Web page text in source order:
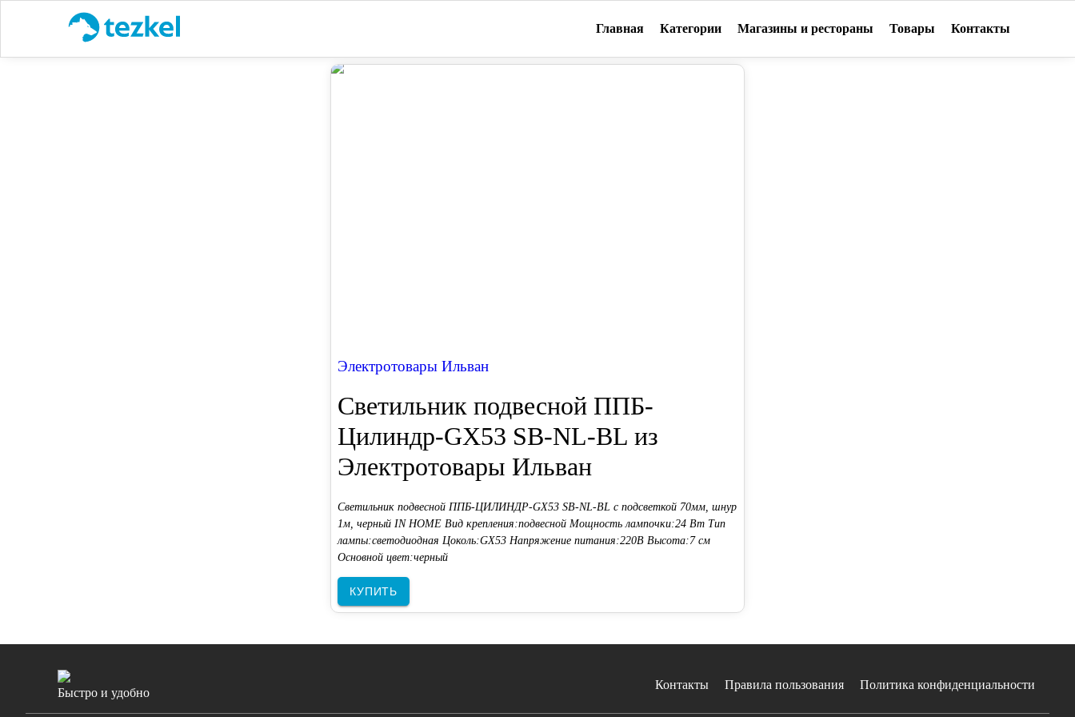
Главная Категории Магазины и рестораны Товары Контакты
Электротовары Ильван
Светильник подвесной ППБ-
Цилиндр-GX53 SB-NL-BL из
Электротовары Ильван
Светильник подвесной ППБ-ЦИЛИНДР-GX53 SB-NL-BL с подсветкой 70мм, шнур
1м, черный IN HOME Вид крепления:подвесной Мощность лампочки:24 Вт Тип
лампы:светодиодная Цоколь:GX53 Напряжение питания:220В Высота:7 см
Основной цвет:черный
КУПИТЬ
Быстро и удобно
Контакты Правила пользования Политика конфиденциальности